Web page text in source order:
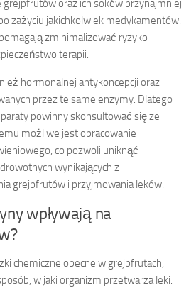
grejpfrutów oraz ich soków przynajmniej
zażyciu jakichkolwiek medykamentów.
zminimalizować ryzyko
terapii.
hormonalnej antykoncepcji oraz
przez te same enzymy. Dlatego
powinny skonsultować się ze
możliwe jest opracowanie
co pozwoli uniknąć
wynikających z
grejpfrutów i przyjmowania leków.
wpływają na
chemiczne obecne w grejpfrutach,
w jaki organizm przetwarza leki.